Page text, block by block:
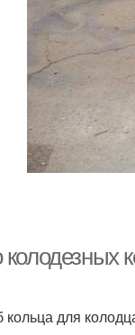
кольца для